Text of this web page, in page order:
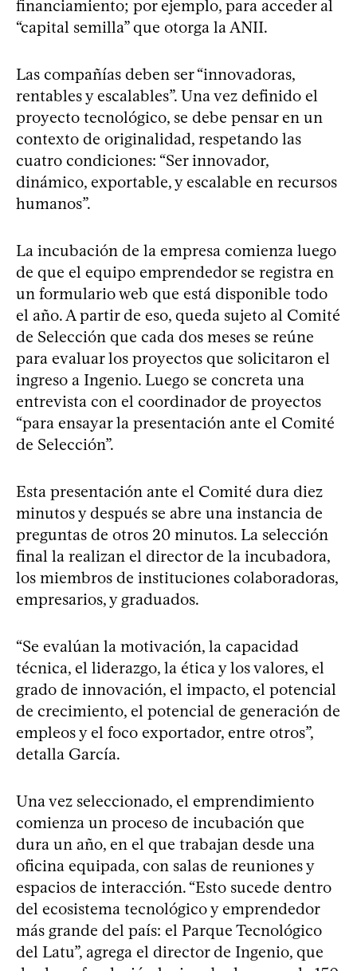
financiamiento; por ejemplo, para acceder al
“capital semilla” que otorga la ANII.
Las compañías deben ser “innovadoras,
rentables y escalables”. Una vez definido el
proyecto tecnológico, se debe pensar en un
contexto de originalidad, respetando las
cuatro condiciones: “Ser innovador,
dinámico, exportable, y escalable en recursos
humanos”.
La incubación de la empresa comienza luego
de que el equipo emprendedor se registra en
un formulario web que está disponible todo
el año. A partir de eso, queda sujeto al Comité
de Selección que cada dos meses se reúne
para evaluar los proyectos que solicitaron el
ingreso a Ingenio. Luego se concreta una
entrevista con el coordinador de proyectos
“para ensayar la presentación ante el Comité
de Selección”.
Esta presentación ante el Comité dura diez
minutos y después se abre una instancia de
preguntas de otros 20 minutos. La selección
final la realizan el director de la incubadora,
los miembros de instituciones colaboradoras,
empresarios, y graduados.
“Se evalúan la motivación, la capacidad
técnica, el liderazgo, la ética y los valores, el
grado de innovación, el impacto, el potencial
de crecimiento, el potencial de generación de
empleos y el foco exportador, entre otros”,
detalla García.
Una vez seleccionado, el emprendimiento
comienza un proceso de incubación que
dura un año, en el que trabajan desde una
oficina equipada, con salas de reuniones y
espacios de interacción. “Esto sucede dentro
del ecosistema tecnológico y emprendedor
más grande del país: el Parque Tecnológico
del Latu”, agrega el director de Ingenio, que